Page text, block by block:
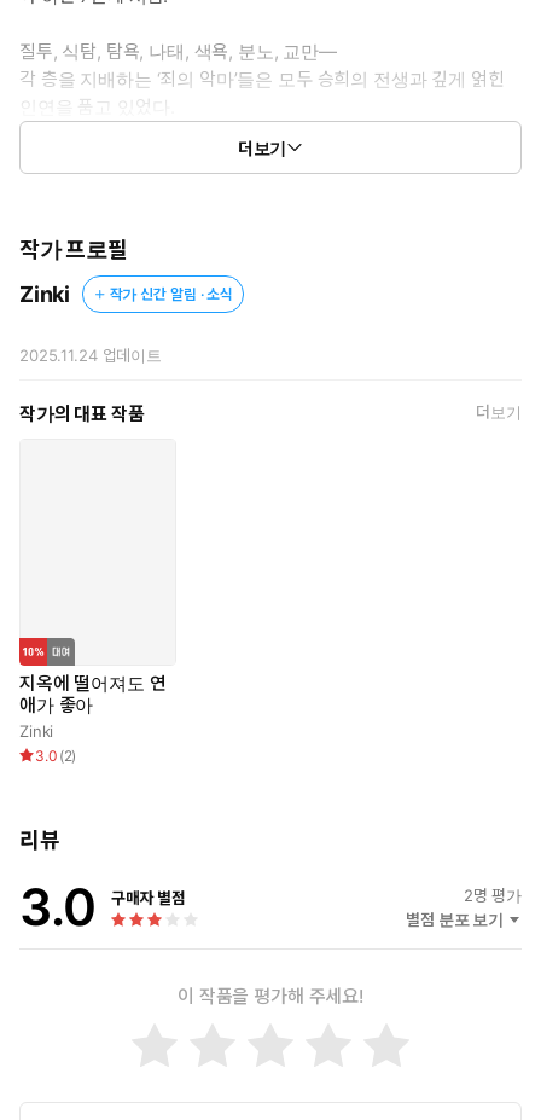
질투, 식탐, 탐욕, 나태, 색욕, 분노, 교만—
각 층을 지배하는 ‘죄의 악마’들은 모두 승희의 전생과 깊게 얽힌
인연을 품고 있었다.
시험을 거칠수록, 그들의 마음을 마주할수록, 잊었던 기억의 조각들
나를 사랑했던 자들,
나를 미워했던 자들,
생각조차 하지 못하는 삶이지요. 당신이 그것을 고통이라 인식하는
순간부터, 여기는 지옥이 됩니다.”
ㅡㅡㅡㅡㅡㅡㅡㅡㅡㅡㅡㅡㅡㅡ
더보기
작가 프로필
Zinki
작가 신간 알림 · 소식
2025.11.24업데이트
작가의 대표 작품 더보기
지옥에 떨어져도 연
애가 좋아
Zinki
3.0 (2)
리뷰
3.0 구매자 별점 2명 평가
별점 분포 보기
이 작품을 평가해 주세요!